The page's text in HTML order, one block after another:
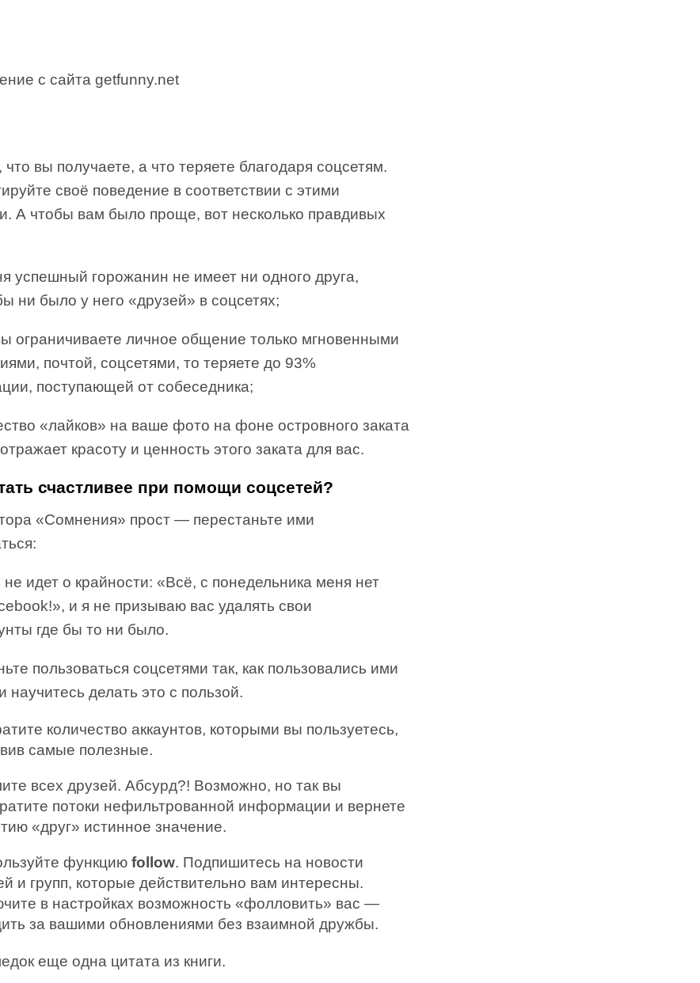
с сайта getfunny.net
вы получаете, а что теряете благодаря соцсетям.
своё поведение в соответствии с этими
А чтобы вам было проще, вот несколько правдивых
успешный горожанин не имеет ни одного друга,
ни было у него «друзей» в соцсетях;
ограничиваете личное общение только мгновенными
почтой, соцсетями, то теряете до 93%
поступающей от собеседника;
«лайков» на ваше фото на фоне островного заката
красоту и ценность этого заката для вас.
счастливее при помощи соцсетей?
«Сомнения» прост — перестаньте ими
не идет о крайности: «Всё, с понедельника меня нет
и я не призываю вас удалять свои
где бы то ни было.
пользоваться соцсетями так, как пользовались ими
научитесь делать это с пользой.
количество аккаунтов, которыми вы пользуетесь,
самые полезные.
всех друзей. Абсурд?! Возможно, но так вы
потоки нефильтрованной информации и вернете
«друг» истинное значение.
функцию follow. Подпишитесь на новости
и групп, которые действительно вам интересны.
в настройках возможность «фолловить» вас —
за вашими обновлениями без взаимной дружбы.
еще одна цитата из книги.